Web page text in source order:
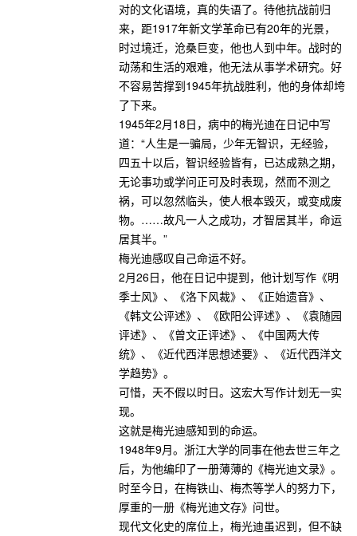
对的文化语境，真的失语了。待他抗战前归
来，距1917年新文学革命已有20年的光景，
时过境迁，沧桑巨变，他也人到中年。战时的
动荡和生活的艰难，他无法从事学术研究。好
不容易苦撑到1945年抗战胜利，他的身体却垮
了下来。
1945年2月18日，病中的梅光迪在日记中写
道：“人生是一骗局，少年无智识，无经验，
四五十以后，智识经验皆有，已达成熟之期，
无论事功或学问正可及时表现，然而不测之
祸，可以忽然临头，使人根本毁灭，或变成废
物。……故凡一人之成功，才智居其半，命运
居其半。”
梅光迪感叹自己命运不好。
2月26日，他在日记中提到，他计划写作《明
季士风》、《洛下风裁》、《正始遗音》、
《韩文公评述》、《欧阳公评述》、《袁随园
评述》、《曾文正评述》、《中国两大传
统》、《近代西洋思想述要》、《近代西洋文
学趋势》。
可惜，天不假以时日。这宏大写作计划无一实
现。
这就是梅光迪感知到的命运。
1948年9月。浙江大学的同事在他去世三年之
后，为他编印了一册薄薄的《梅光迪文录》。
时至今日，在梅铁山、梅杰等学人的努力下，
厚重的一册《梅光迪文存》问世。
现代文化史的席位上，梅光迪虽迟到，但不缺